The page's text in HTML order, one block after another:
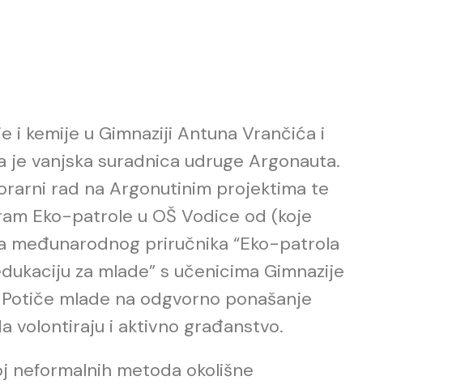
i kemije u Gimnaziji Antuna Vrančića i
je vanjska suradnica udruge Argonauta.
rad na Argonutinim projektima te
Eko-patrole u OŠ Vodice od (koje
priručnika “Eko-patrola
za mlade” s učenicima Gimnazije
mlade na odgvorno ponašanje
volontiraju i aktivno građanstvo.
neformalnih metoda okolišne